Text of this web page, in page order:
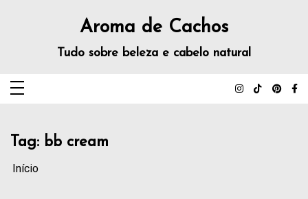
Aroma de Cachos
Tudo sobre beleza e cabelo natural
Tag: bb cream
Início